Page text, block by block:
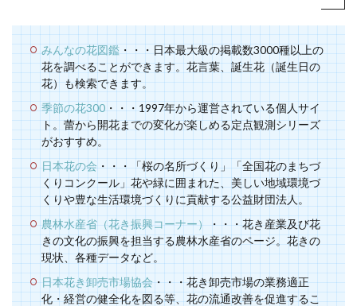
みんなの花図鑑 ・・・日本最大級の掲載数3000種以上の
花を調べることができます。花言葉、誕生花（誕生日の
花）も検索できます。
季節の花300・・・1997年から運営されている個人サイ
ト。蕾から開花までの変化が楽しめる定点観測シリーズ
がおすすめ。
日本花の会・・・「桜の名所づくり」「全国花のまちづ
くりコンクール」花や緑に囲まれた、美しい地域環境づ
くりや豊な生活環境づくりに貢献する公益財団法人。
農林水産省（花き振興コーナー）・・・花き産業及び花
きの文化の振興を担当する農林水産省のページ。花きの
現状、各種データなど。
日本花き卸売市場協会・・・花き卸売市場の業務適正
化・経営の健全化を図る等、花の流通改善を促進するこ